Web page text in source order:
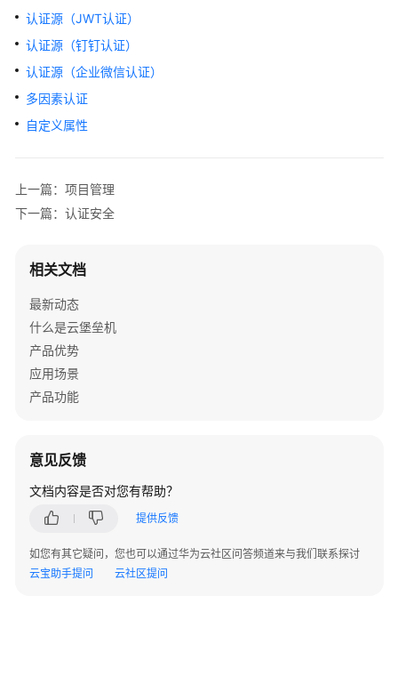
计
费
说
明
快
速
用
南
通
过
IAM
授
使
的
权
购
买
认证源（JWT认证）
认证源（钉钉认证）
认证源（企业微信认证）
多因素认证
自定义属性
上一篇：项目管理
下一篇：认证安全
相关文档
最新动态
什么是云堡垒机
产品优势
应用场景
产品功能
意见反馈
文档内容是否对您有帮助？
提供反馈
如您有其它疑问，您也可以通过华为云社区问答频道来与我们联系探讨
云宝助手提问
云社区提问